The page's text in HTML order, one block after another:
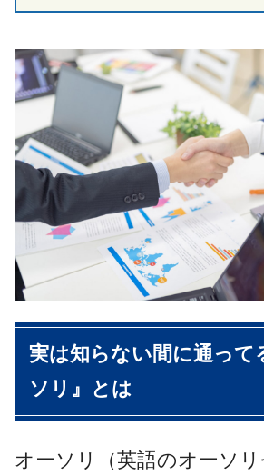
実は知らない間に通って
ソリ』とは
オーソリ（英語のオーソ